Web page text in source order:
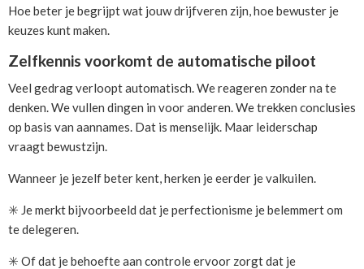
Hoe beter je begrijpt wat jouw drijfveren zijn, hoe bewuster je
keuzes kunt maken.
Zelfkennis voorkomt de automatische piloot
Veel gedrag verloopt automatisch. We reageren zonder na te
denken. We vullen dingen in voor anderen. We trekken conclusies
op basis van aannames. Dat is menselijk. Maar leiderschap
vraagt bewustzijn.
Wanneer je jezelf beter kent, herken je eerder je valkuilen.
✳️ Je merkt bijvoorbeeld dat je perfectionisme je belemmert om
te delegeren.
✳️ Of dat je behoefte aan controle ervoor zorgt dat je